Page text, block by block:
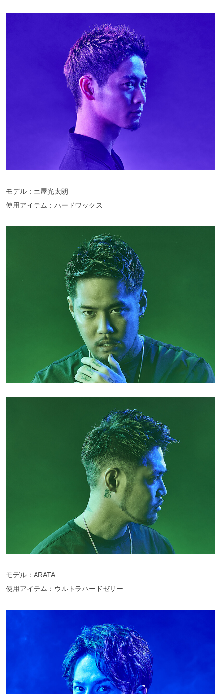
モデル：土屋光太朗
使用アイテム：ハードワックス
モデル：ARATA
使用アイテム：ウルトラハードゼリー